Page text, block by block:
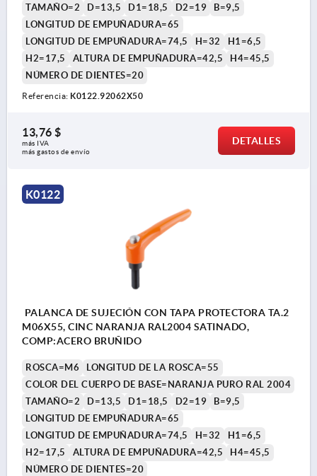
TAMAÑO=2 D=13,5 D1=18,5 D2=19
B=9,5
LONGITUD DE EMPUÑADURA=65
LONGITUD DE EMPUÑADURA=74,5
H=32
H1=6,5
H2=17,5
ALTURA DE EMPUÑADURA=42,5
H4=45,5
NÚMERO DE DIENTES=20
Referencia: K0122.92062X50
13,76 $
más IVA
más gastos de envío
DETALLES
K0122
PALANCA DE SUJECIÓN CON TAPA PROTECTORA TA.2
M06X55, CINC NARANJA RAL2004 SATINADO,
COMP:ACERO BRUÑIDO
ROSCA=M6
LONGITUD DE LA ROSCA=55
COLOR DEL CUERPO DE BASE=NARANJA PURO RAL 2004
TAMAÑO=2
D=13,5 D1=18,5 D2=19
B=9,5
LONGITUD DE EMPUÑADURA=65
LONGITUD DE EMPUÑADURA=74,5
H=32
H1=6,5
H2=17,5
ALTURA DE EMPUÑADURA=42,5
H4=45,5
NÚMERO DE DIENTES=20